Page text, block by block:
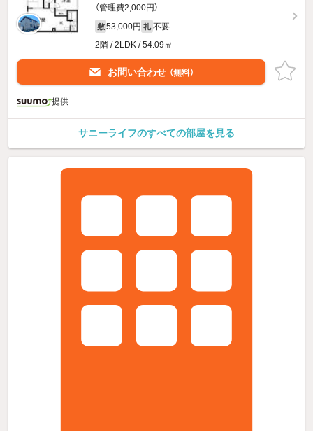
（管理費2,000円）
敷 53,000円 礼 不要
2階 / 2LDK / 54.09㎡
お問い合わせ （無料）
提供
サニーライフのすべての部屋を見る